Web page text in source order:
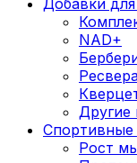
NAD+
Другие
Спортивные
Рост